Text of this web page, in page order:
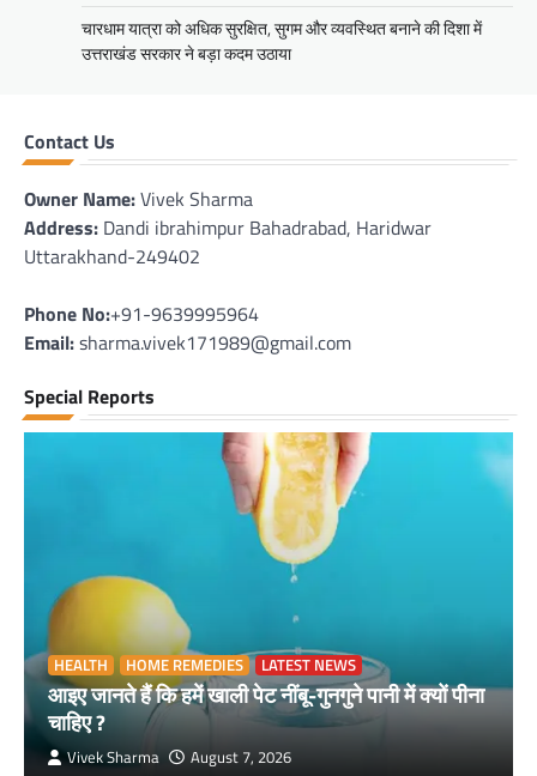
चारधाम यात्रा को अधिक सुरक्षित, सुगम और व्यवस्थित बनाने की दिशा में
उत्तराखंड सरकार ने बड़ा कदम उठाया
Contact Us
Owner Name:Vivek Sharma
Address: Dandi ibrahimpur Bahadrabad, Haridwar
Uttarakhand-249402
Phone No:+91-9639995964
Email:sharma.vivek171989@gmail.com
Special Reports
HEALTH HOME REMEDIES LATEST NEWS
आइए जानते हैं कि हमें खाली पेट नींबू-गुनगुने पानी में क्यों पीना
चाहिए ?
Vivek Sharma August 7, 2026